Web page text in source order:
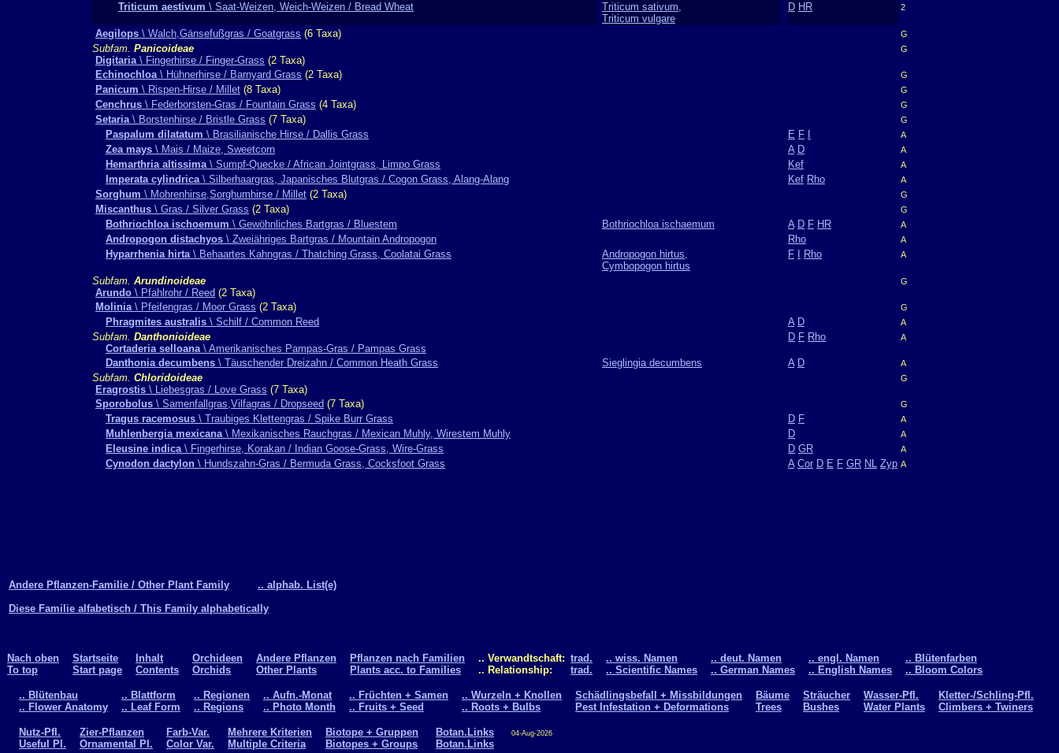
Triticum aestivum \ Saat-Weizen, Weich-Weizen / Bread Wheat
Triticum sativum,
Triticum vulgare
D HR 2
Aegilops \ Walch,Gänsefußgras / Goatgrass (6 Taxa) G
Subfam. Panicoideae
Digitaria\ Fingerhirse / Finger-Grass (2 Taxa)
G
Echinochloa\ Hühnerhirse / Barnyard Grass (2 Taxa) G
Panicum \ Rispen-Hirse / Millet (8 Taxa) G
Cenchrus \ Federborsten-Gras / Fountain Grass (4 Taxa) G
Setaria\ Borstenhirse / Bristle Grass (7 Taxa) G
Paspalum dilatatum \ Brasilianische Hirse / Dallis Grass E F A
Zea mays \ Mais / Maize, Sweetcorn A D A
Hemarthria altissima\ Sumpf-Quecke / African Jointgrass, Limpo Grass Kef A
Imperata cylindrica\ Silberhaargras, Japanisches Blutgras / Cogon Grass, Alang-Alang Kef Rho A
Sorghum \ Mohrenhirse,Sorghumhirse / Millet (2 Taxa) G
Miscanthus \ Gras / Silver Grass (2 Taxa) G
Bothriochloa ischoemum \ Gewöhnliches Bartgras / Bluestem Bothriochloa ischaemum A D F HR A
Andropogon distachyos \ Zweiähriges Bartgras / Mountain Andropogon Rho A
Hyparrhenia hirta\ Behaartes Kahngras / Thatching Grass, Coolatai Grass
Andropogon hirtus,
Cymbopogon hirtus
F Rho A
Subfam. Arundinoideae
Arundo \ Pfahlrohr / Reed (2 Taxa)
G
Molinia\ Pfeifengras / Moor Grass (2 Taxa) G
Phragmites australis \ Schilf / Common Reed A D A
Subfam. Danthonioideae
Cortaderia selloana\ Amerikanisches Pampas-Gras / Pampas Grass
D F Rho A
Danthonia decumbens \ Täuschender Dreizahn / Common Heath Grass Sieglingia decumbens A D A
Subfam. Chloridoideae
Eragrostis \ Liebesgras / Love Grass (7 Taxa)
G
Sporobolus \ Samenfallgras,Vilfagras / Dropseed (7 Taxa) G
Tragus racemosus \ Traubiges Klettengras / Spike Burr Grass D F A
Muhlenbergia mexicana\ Mexikanisches Rauchgras / Mexican Muhly, Wirestem Muhly D A
Eleusine indica\ Fingerhirse, Korakan / Indian Goose-Grass, Wire-Grass D GR A
Cynodon dactylon \ Hundszahn-Gras / Bermuda Grass, Cocksfoot Grass A Cor D E F GR NL Zyp A
Andere Pflanzen-Familie / Other Plant Family
.. alphab. List(e)
Diese Familie alfabetisch / This Family alphabetically
Nach oben
To top
Startseite
Start page
Inhalt
Contents
Orchideen
Orchids
Andere Pflanzen
Other Plants
Pflanzen nach Familien
Plants acc. to Families
.. Verwandtschaft:
.. Relationship:
trad.
trad.
.. wiss. Namen
.. Scientific Names
.. deut. Namen
.. German Names
.. engl. Namen
.. English Names
.. Blütenfarben
.. Bloom Colors
.. Blütenbau
.. Flower Anatomy
.. Blattform
.. Leaf Form
.. Regionen
.. Regions
.. Aufn.-Monat
.. Photo Month
.. Früchten + Samen
.. Fruits + Seed
.. Wurzeln + Knollen
.. Roots + Bulbs
Schädlingsbefall + Missbildungen
Pest Infestation + Deformations
Bäume
Trees
Sträucher
Bushes
Wasser-Pfl.
Water Plants
Kletter-/Schling-Pfl.
Climbers + Twiners
Nutz-Pfl.
Useful Pl.
Zier-Pflanzen
Ornamental Pl.
Farb-Var.
Color Var.
Mehrere Kriterien
Multiple Criteria
Biotope + Gruppen
Biotopes + Groups
Botan.Links
Botan.Links
04-Aug-2026